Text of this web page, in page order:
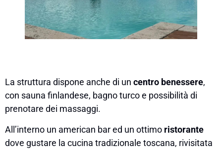
La struttura dispone anche di un centro benessere,
con sauna finlandese, bagno turco e possibilità di
prenotare dei massaggi.
All’interno un american bar ed un ottimo ristorante
dove gustare la cucina tradizionale toscana, rivisitata